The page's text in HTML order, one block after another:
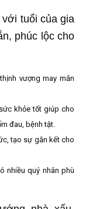
tuổi của gia
phúc lộc cho
vượng may mắn
khỏe tốt giúp cho
đau, bệnh tật.
tạo sự gắn kết cho
nhiều quý nhân phù